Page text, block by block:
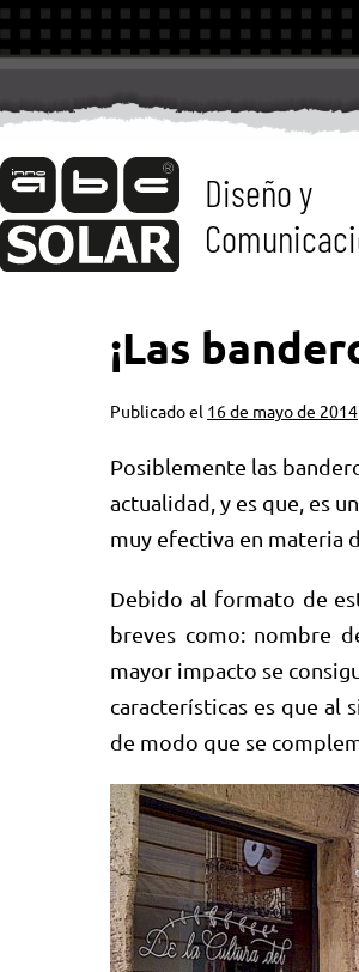
Diseño y
¡Las
Publicado el 16 de mayo de 2014
Posiblemente las
actualidad, y es que, es
muy efectiva en materia
Debido al formato de
breves como: nombre
mayor impacto se
características es que al
de modo que se